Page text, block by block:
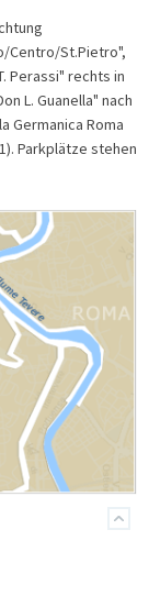
Centro/St.Pietro",
Perassi" rechts in
L. Guanella" nach
Germanica Roma
Parkplätze stehen